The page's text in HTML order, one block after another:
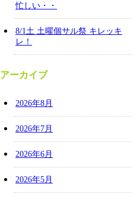
忙しい・・
8/1土 土曜個サル祭 キレッキ
レ！
アーカイブ
2026年8月
2026年7月
2026年6月
2026年5月